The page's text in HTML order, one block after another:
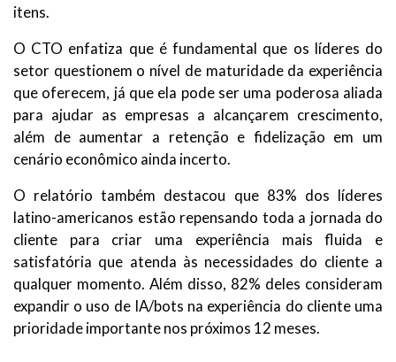
itens.
O CTO enfatiza que é fundamental que os líderes do
setor questionem o nível de maturidade da experiência
que oferecem, já que ela pode ser uma poderosa aliada
para ajudar as empresas a alcançarem crescimento,
além de aumentar a retenção e fidelização em um
cenário econômico ainda incerto.
O relatório também destacou que 83% dos líderes
latino-americanos estão repensando toda a jornada do
cliente para criar uma experiência mais fluida e
satisfatória que atenda às necessidades do cliente a
qualquer momento. Além disso, 82% deles consideram
expandir o uso de IA/bots na experiência do cliente uma
prioridade importante nos próximos 12 meses.